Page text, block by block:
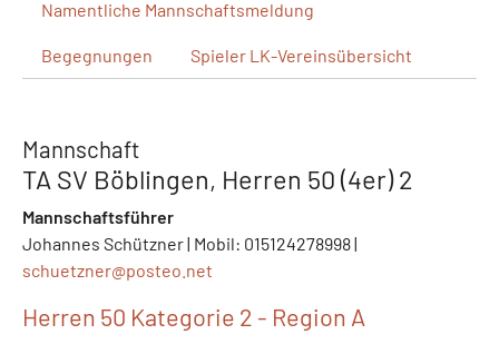
Namentliche Mannschaftsmeldung
Begegnungen Spieler LK-Vereinsübersicht
Mannschaft
TA SV Böblingen, Herren 50 (4er) 2
Mannschaftsführer
Johannes Schützner | Mobil: 015124278998 |
schuetzner@posteo.net
Herren 50 Kategorie 2 - Region A